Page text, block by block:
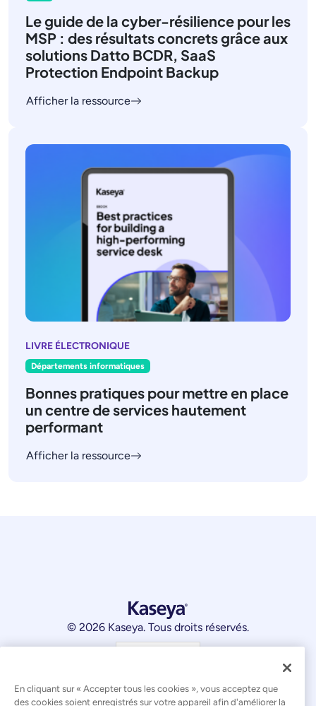
Le guide de la cyber-résilience pour les
MSP : des résultats concrets grâce aux
solutions Datto BCDR, SaaS
Protection Endpoint Backup
Afficher la ressource
LIVRE ÉLECTRONIQUE
Départements informatiques
Bonnes pratiques pour mettre en place
un centre de services hautement
performant
Afficher la ressource
© 2026 Kaseya. Tous droits réservés.
Déclaration relative à l'esclavage moderne
En cliquant sur « Accepter tous les cookies », vous acceptez que
des cookies soient enregistrés sur votre appareil afin d'améliorer la